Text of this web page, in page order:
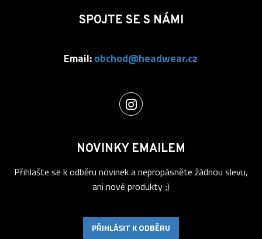
SPOJTE SE S NÁMI
Email:obchod@headwear.cz
NOVINKY EMAILEM
Přihlašte se k odběru novinek a nepropásněte žádnou slevu,
ani nové produkty ;)
PŘIHLÁSIT K ODBĚRU